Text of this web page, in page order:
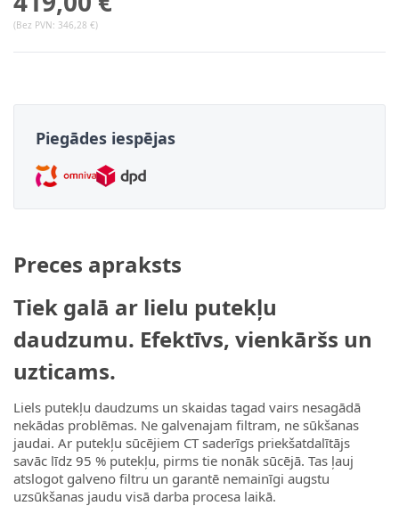
(Bez PVN: 346,28 €)
Piegādes iespējas
Preces apraksts
Tiek galā ar lielu putekļu
daudzumu. Efektīvs, vienkāršs un
uzticams.
Liels putekļu daudzums un skaidas tagad vairs nesagādā
nekādas problēmas. Ne galvenajam filtram, ne sūkšanas
jaudai. Ar putekļu sūcējiem CT saderīgs priekšatdalītājs
savāc līdz 95 % putekļu, pirms tie nonāk sūcējā. Tas ļauj
atslogot galveno filtru un garantē nemainīgi augstu
uzsūkšanas jaudu visā darba procesa laikā.